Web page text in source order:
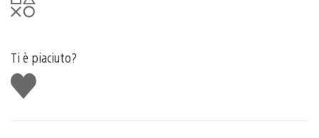
Ti è piaciuto?
Mi
piace